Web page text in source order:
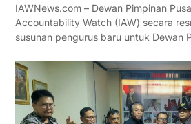
IAWNews.com – Dewan Pimpinan
Accountability Watch (IAW) secara
susunan pengurus baru untuk Dewan